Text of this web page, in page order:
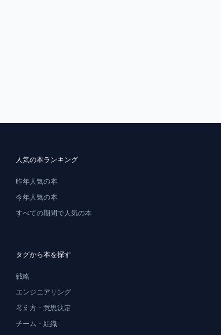
人気の本ランキング
昨年人気の本
今年人気の本
すべての期間で人気の本
タグから本を探す
戦略
エンジニアリング
考え方・意思決定
チーム・組織